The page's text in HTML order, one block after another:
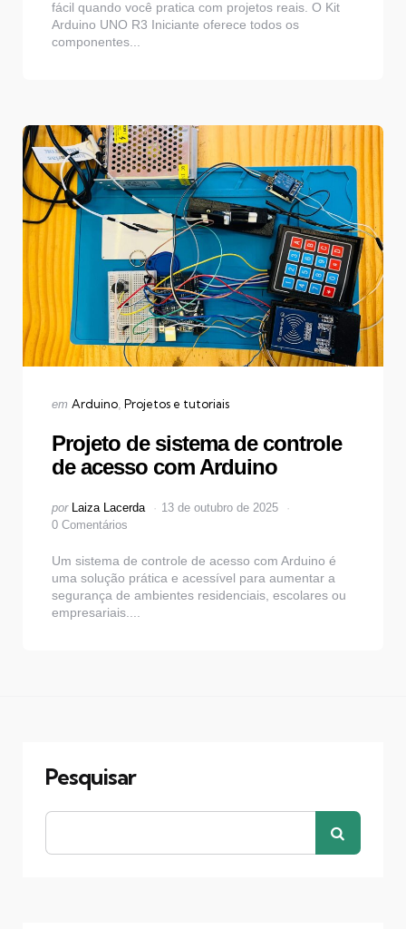
fácil quando você pratica com projetos reais. O Kit
Arduino UNO R3 Iniciante oferece todos os
componentes...
Categorias
Publicado
em Arduino Projetos e tutoriais
Projeto de sistema de controle
de acesso com Arduino
Postado
por
por Laiza Lacerda
13 de outubro de 2025
0 Comentários
Um sistema de controle de acesso com Arduino é
uma solução prática e acessível para aumentar a
segurança de ambientes residenciais, escolares ou
empresariais....
Pesquisar